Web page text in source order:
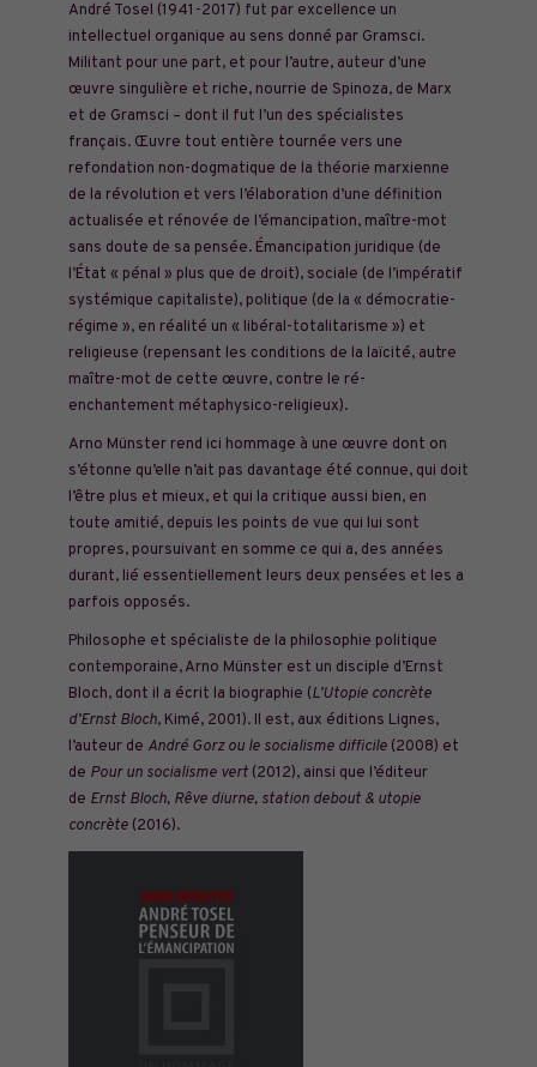
André Tosel (1941-2017) fut par excellence un
intellectuel organique au sens donné par Gramsci.
Militant pour une part, et pour l’autre, auteur d’une
œuvre singulière et riche, nourrie de Spinoza, de Marx
et de Gramsci – dont il fut l’un des spécialistes
français. Œuvre tout entière tournée vers une
refondation non-dogmatique de la théorie marxienne
de la révolution et vers l’élaboration d’une définition
actualisée et rénovée de l’émancipation, maître-mot
sans doute de sa pensée. Émancipation juridique (de
l’État « pénal » plus que de droit), sociale (de l’impératif
systémique capitaliste), politique (de la « démocratie-
régime », en réalité un « libéral-totalitarisme ») et
religieuse (repensant les conditions de la laïcité, autre
maître-mot de cette œuvre, contre le ré-
enchantement métaphysico-religieux).
Arno Münster rend ici hommage à une œuvre dont on
s’étonne qu’elle n’ait pas davantage été connue, qui doit
l’être plus et mieux, et qui la critique aussi bien, en
toute amitié, depuis les points de vue qui lui sont
propres, poursuivant en somme ce qui a, des années
durant, lié essentiellement leurs deux pensées et les a
parfois opposés.
Philosophe et spécialiste de la philosophie politique
contemporaine, Arno Münster est un disciple d’Ernst
Bloch, dont il a écrit la biographie (L’Utopie concrète
d’Ernst Bloch, Kimé, 2001). Il est, aux éditions Lignes,
l’auteur de André Gorz ou le socialisme difficile(2008) et
de Pour un socialisme vert(2012), ainsi que l’éditeur
de Ernst Bloch, Rêve diurne, station debout & utopie
concrète(2016).